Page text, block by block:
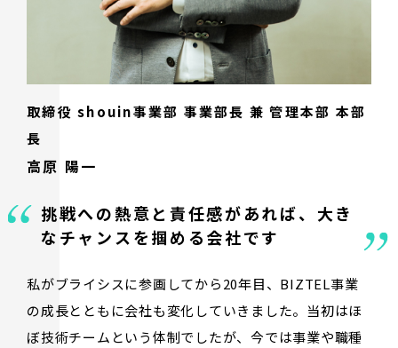
取締役 shouin事業部 事業部長 兼 管理本部 本部
長
高原 陽一
挑戦への熱意と責任感があれば、 大き
なチャンスを掴める会社です
私がブライシスに参画してから20年目、BIZTEL事業
の成長とともに会社も変化していきました。当初はほ
ぼ技術チームという体制でしたが、今では事業や職種